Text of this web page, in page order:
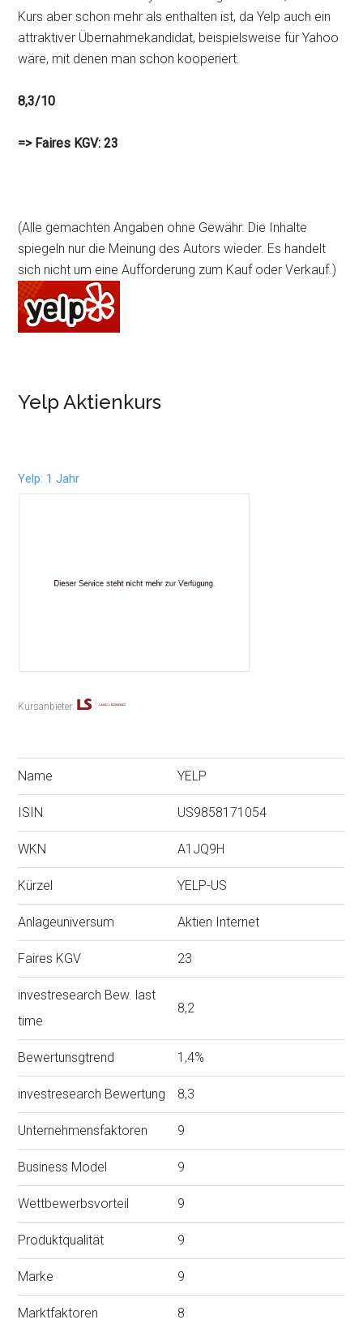
Kurs aber schon mehr als enthalten ist, da Yelp auch ein
attraktiver Übernahmekandidat, beispielsweise für Yahoo
wäre, mit denen man schon kooperiert.
8,3/10
=> Faires KGV: 23
(Alle gemachten Angaben ohne Gewähr. Die Inhalte
spiegeln nur die Meinung des Autors wieder. Es handelt
sich nicht um eine Aufforderung zum Kauf oder Verkauf.)
Yelp Aktienkurs
Yelp: 1 Jahr
Kursanbieter:
Name YELP
ISIN US9858171054
WKN A1JQ9H
Kürzel YELP-US
Anlageuniversum Aktien Internet
Faires KGV 23
investresearch Bew. last
time
8,2
Bewertunsgtrend 1,4%
investresearch Bewertung 8,3
Unternehmensfaktoren 9
Business Model 9
Wettbewerbsvorteil 9
Produktqualität 9
Marke 9
Marktfaktoren 8